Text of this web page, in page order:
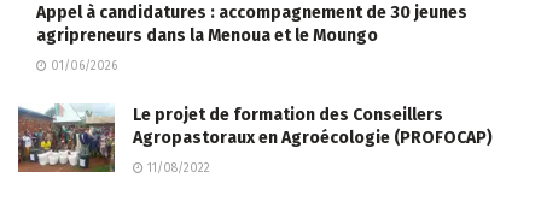
Appel à candidatures : accompagnement de 30 jeunes
agripreneurs dans la Menoua et le Moungo
01/06/2026
Le projet de formation des Conseillers
Agropastoraux en Agroécologie (PROFOCAP)
11/08/2022